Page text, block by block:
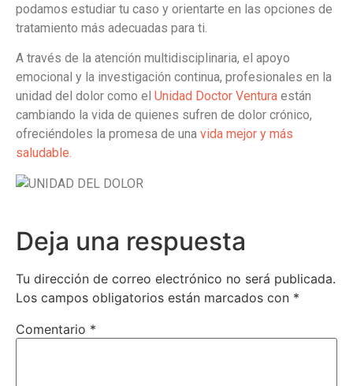
podamos estudiar tu caso y orientarte en las opciones de
tratamiento más adecuadas para ti.
A través de la atención multidisciplinaria, el apoyo
emocional y la investigación continua, profesionales en la
unidad del dolor como el Unidad Doctor Ventura están
cambiando la vida de quienes sufren de dolor crónico,
ofreciéndoles la promesa de una vida mejor y más
saludable.
Deja una respuesta
Tu dirección de correo electrónico no será publicada.
Los campos obligatorios están marcados con *
Comentario *